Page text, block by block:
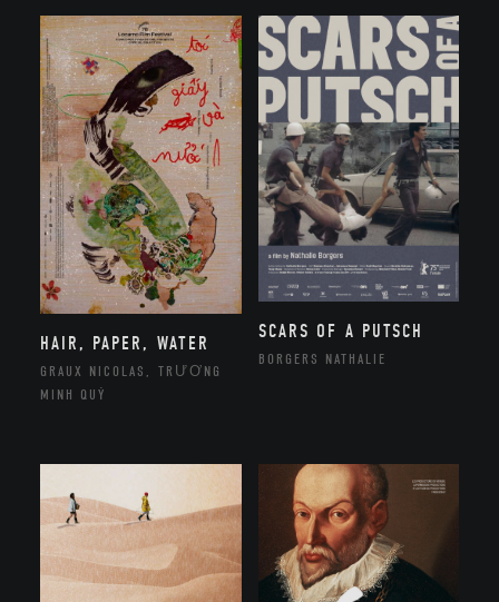
HAIR, PAPER, WATER
GRAUX NICOLAS, TRƯƠNG
MINH QUÝ
SCARS OF A PUTSCH
BORGERS NATHALIE